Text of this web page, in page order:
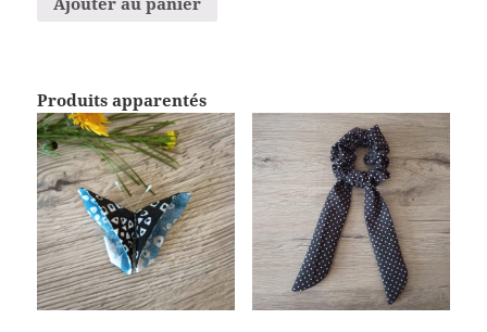
Produits apparentés